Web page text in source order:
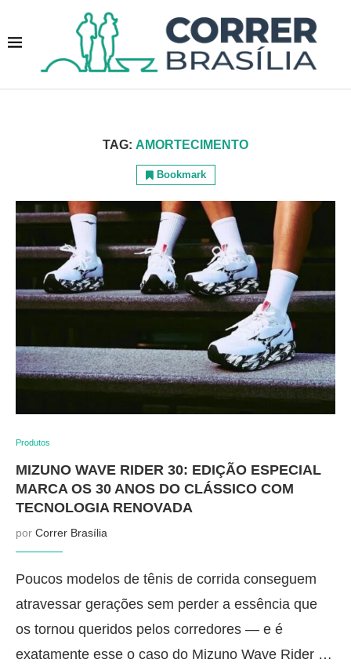
TAG: AMORTECIMENTO
Bookmark
Produtos
MIZUNO WAVE RIDER 30: EDIÇÃO ESPECIAL
MARCA OS 30 ANOS DO CLÁSSICO COM
TECNOLOGIA RENOVADA
por Correr Brasília
Poucos modelos de tênis de corrida conseguem
atravessar gerações sem perder a essência que
os tornou queridos pelos corredores — e é
exatamente esse o caso do Mizuno Wave Rider …